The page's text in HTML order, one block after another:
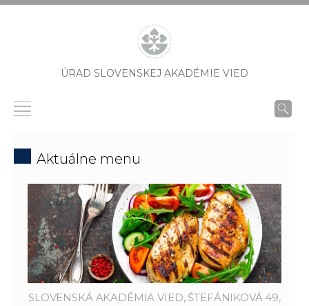
ÚRAD SLOVENSKEJ AKADÉMIE VIED
Aktuálne menu
SLOVENSKÁ AKADÉMIA VIED, ŠTEFÁNIKOVÁ 49,